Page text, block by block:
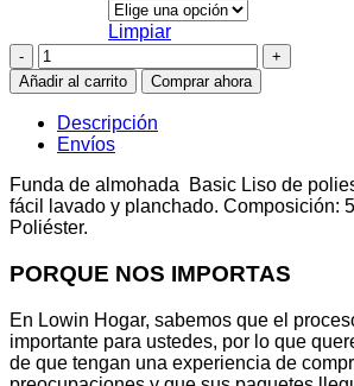
Limpiar
Funda
almohada
Basic
Liso
cantidad
Añadir al carrito Comprar ahora
Descripción
Envíos
Funda de almohada Basic Liso de
fácil lavado y planchado. Composición:
Poliéster.
PORQUE NOS IMPORTAS
En Lowin Hogar, sabemos que el
importante para ustedes, por lo que
de que tengan una experiencia de